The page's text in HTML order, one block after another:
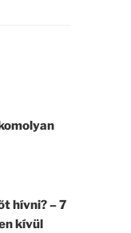
hívni? – 7
kívül